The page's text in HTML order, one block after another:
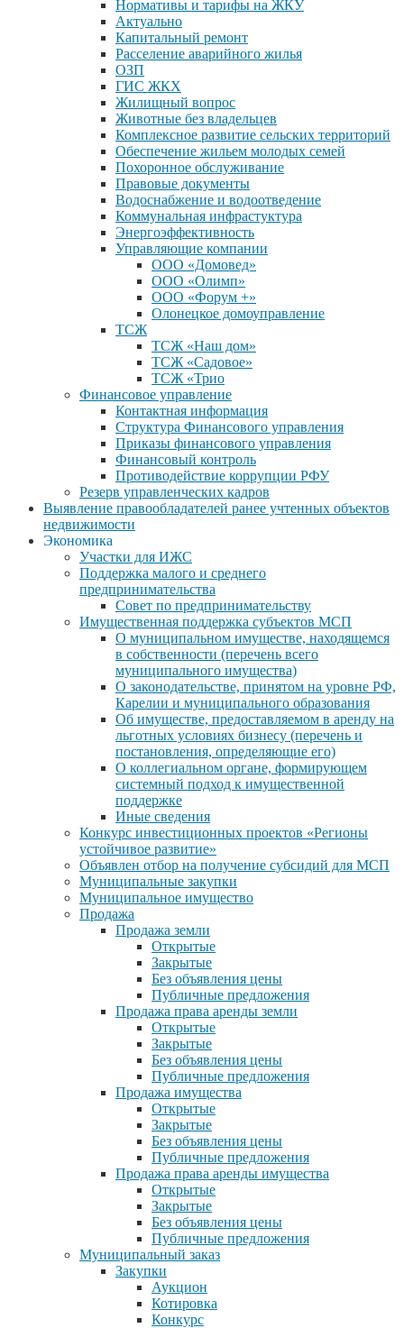
Нормативы и тарифы на ЖКУ
Актуально
Капитальный ремонт
Расселение аварийного жилья
ОЗП
ГИС ЖКХ
Жилищный вопрос
Животные без владельцев
Комплексное развитие сельских территорий
Обеспечение жильем молодых семей
Похоронное обслуживание
Правовые документы
Водоснабжение и водоотведение
Коммунальная инфрастуктура
Энергоэффективность
Управляющие компании
ООО «Домовед»
ООО «Олимп»
ООО «Форум +»
Олонецкое домоуправление
ТСЖ
ТСЖ «Наш дом»
ТСЖ «Садовое»
ТСЖ «Трио
Финансовое управление
Контактная информация
Структура Финансового управления
Приказы финансового управления
Финансовый контроль
Противодействие коррупции РФУ
Резерв управленческих кадров
Выявление правообладателей ранее учтенных объектов
недвижимости
Экономика
Участки для ИЖС
Поддержка малого и среднего
предпринимательства
Совет по предпринимательству
Имущественная поддержка субъектов МСП
О муниципальном имуществе, находящемся
в собственности (перечень всего
муниципального имущества)
О законодательстве, принятом на уровне РФ,
Карелии и муниципального образования
Об имуществе, предоставляемом в аренду на
льготных условиях бизнесу (перечень и
постановления, определяющие его)
О коллегиальном органе, формирующем
системный подход к имущественной
поддержке
Иные сведения
Конкурс инвестиционных проектов «Регионы
устойчивое развитие»
Объявлен отбор на получение субсидий для МСП
Муниципальные закупки
Муниципальное имущество
Продажа
Продажа земли
Открытые
Закрытые
Без объявления цены
Публичные предложения
Продажа права аренды земли
Открытые
Закрытые
Без объявления цены
Публичные предложения
Продажа имущества
Открытые
Закрытые
Без объявления цены
Публичные предложения
Продажа права аренды имущества
Открытые
Закрытые
Без объявления цены
Публичные предложения
Муниципальный заказ
Закупки
Аукцион
Котировка
Конкурс